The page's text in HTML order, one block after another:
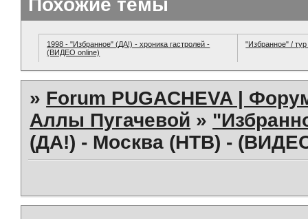
Похожие темы
1998 - "Избранное" (ДА!) - хроника гастролей -
(ВИДЕО online)
"Избранное" /
» Forum PUGACHEVA |
Аллы Пугачевой »
(ДА!) - Москва (НТВ) -